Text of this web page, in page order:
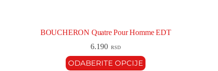
BOUCHERON Quatre Pour Homme EDT
6.190 RSD
ODABERITE OPCIJE